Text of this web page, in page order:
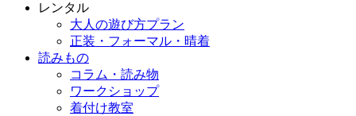
レンタル
大人の遊び方プラン
正装・フォーマル・晴着
読みもの
コラム・読み物
ワークショップ
着付け教室